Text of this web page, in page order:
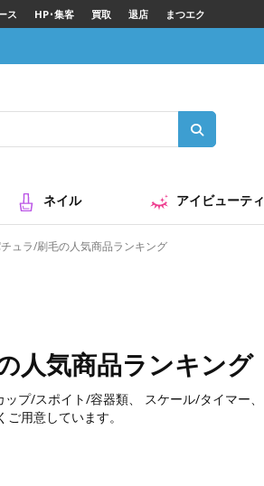
ス HP･集客 買取 退店 まつエク
ネイル アイビューティ
ュラ/刷毛の人気商品ランキング
人気商品ランキング
ップ/スポイト/容器類、 スケール/タイマー、
ご用意しています。